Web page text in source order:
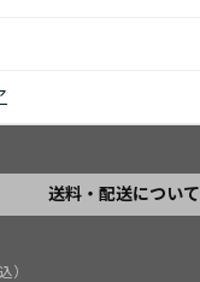
送料・配送について
）